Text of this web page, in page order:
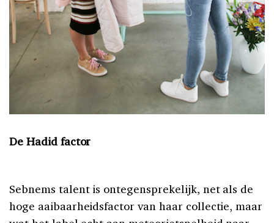
De Hadid factor
Sebnems talent is ontegensprekelijk, net als de
hoge aaibaarheidsfactor van haar collectie, maar